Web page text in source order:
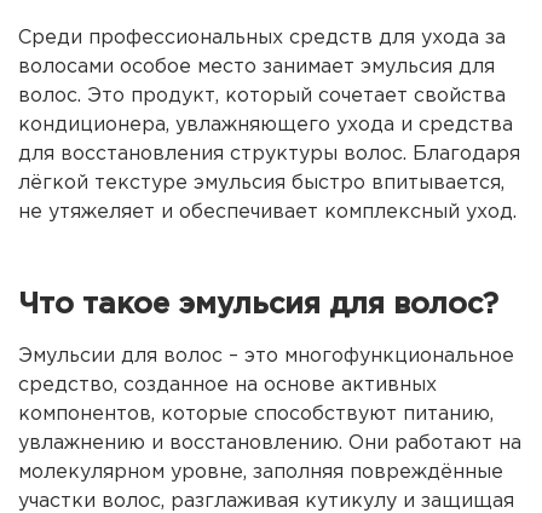
Среди профессиональных средств для ухода за
волосами особое место занимает эмульсия для
волос. Это продукт, который сочетает свойства
кондиционера, увлажняющего ухода и средства
для восстановления структуры волос. Благодаря
лёгкой текстуре эмульсия быстро впитывается,
не утяжеляет и обеспечивает комплексный уход.
Что такое эмульсия для волос?
Эмульсии для волос – это многофункциональное
средство, созданное на основе активных
компонентов, которые способствуют питанию,
увлажнению и восстановлению. Они работают на
молекулярном уровне, заполняя повреждённые
участки волос, разглаживая кутикулу и защищая